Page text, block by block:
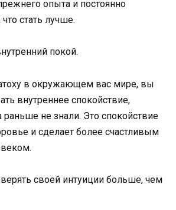
опыта и постоянно
стать лучше.
покой.
в окружающем вас мире, вы
внутреннее спокойствие,
раньше не знали. Это спокойствие
и сделает более счастливым
своей интуиции больше, чем